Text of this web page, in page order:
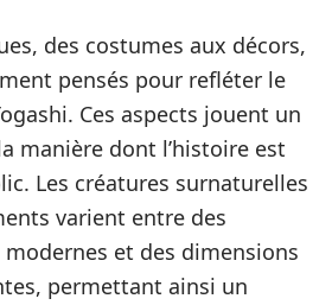
des costumes aux décors,
pensés pour refléter le
Ces aspects jouent un
manière dont l’histoire est
Les créatures surnaturelles
varient entre des
et des dimensions
permettant ainsi un